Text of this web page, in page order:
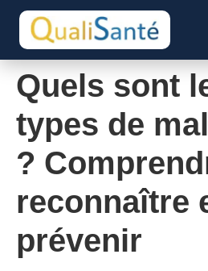
Quels sont
types de
?
reconnaître
prévenir